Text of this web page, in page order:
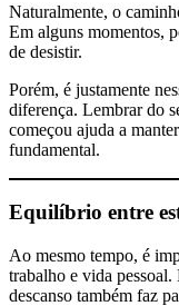
Naturalmente, o
Em alguns momentos,
de desistir.
Porém, é justamente
diferença. Lembrar do
começou ajuda a
fundamental.
Equilíbrio entre
Ao mesmo tempo, é
trabalho e vida pessoal.
descanso também faz